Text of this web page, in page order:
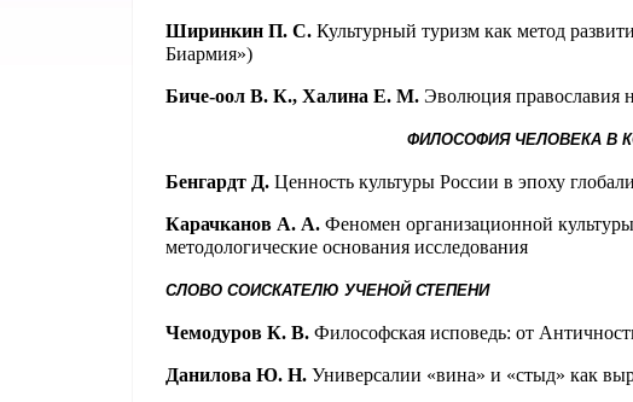
Ширинкин П. С.Культурный туризм как метод
Биармия»)
Биче-оол В. К., Халина Е. М.Эволюция православия
ФИЛОСОФИЯ ЧЕЛОВЕКА В
Бенгардт Д. Ценность культуры России в эпоху
Карачканов А. А.Феномен организационной
методологические основания исследования
СЛОВО СОИСКАТЕЛЮ УЧЕНОЙ СТЕПЕНИ
Чемодуров К. В.Философская исповедь: от
Данилова Ю. Н.Универсалии «вина» и «стыд» как